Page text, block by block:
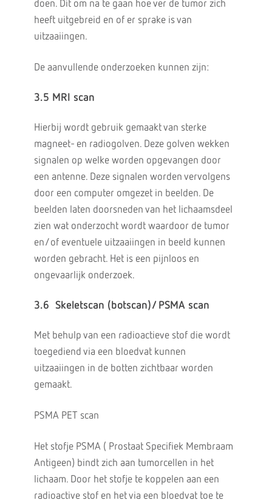
doen. Dit om na te gaan hoe ver de tumor zich
heeft uitgebreid en of er sprake is van
uitzaaiingen.
De aanvullende onderzoeken kunnen zijn:
3.5 MRI scan
Hierbij wordt gebruik gemaakt van sterke
magneet- en radiogolven. Deze golven wekken
signalen op welke worden opgevangen door
een antenne. Deze signalen worden vervolgens
door een computer omgezet in beelden. De
beelden laten doorsneden van het lichaamsdeel
zien wat onderzocht wordt waardoor de tumor
en/of eventuele uitzaaiingen in beeld kunnen
worden gebracht. Het is een pijnloos en
ongevaarlijk onderzoek.
3.6 Skeletscan (botscan)/ PSMA scan
Met behulp van een radioactieve stof die wordt
toegediend via een bloedvat kunnen
uitzaaiingen in de botten zichtbaar worden
gemaakt.
PSMA PET scan
Het stofje PSMA ( Prostaat Specifiek Membraam
Antigeen) bindt zich aan tumorcellen in het
lichaam. Door het stofje te koppelen aan een
radioactive stof en het via een bloedvat toe te